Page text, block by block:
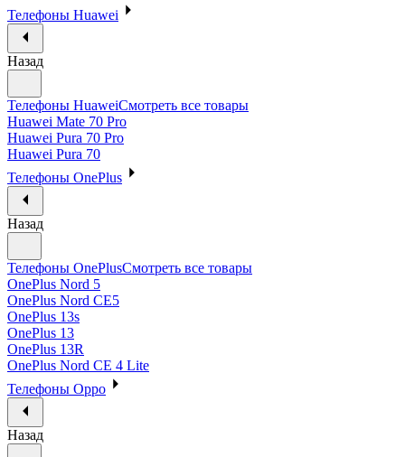
Телефоны Huawei
Назад
Телефоны HuaweiСмотреть все товары
Huawei Mate 70 Pro
Huawei Pura 70 Pro
Huawei Pura 70
Телефоны OnePlus
Назад
Телефоны OnePlusСмотреть все товары
OnePlus Nord 5
OnePlus Nord CE5
OnePlus 13s
OnePlus 13
OnePlus 13R
OnePlus Nord CE 4 Lite
Телефоны Oppo
Назад